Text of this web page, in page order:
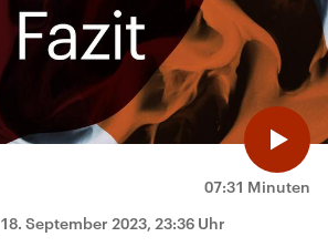
07:31 Minuten
18. September 2023, 23:36 Uhr